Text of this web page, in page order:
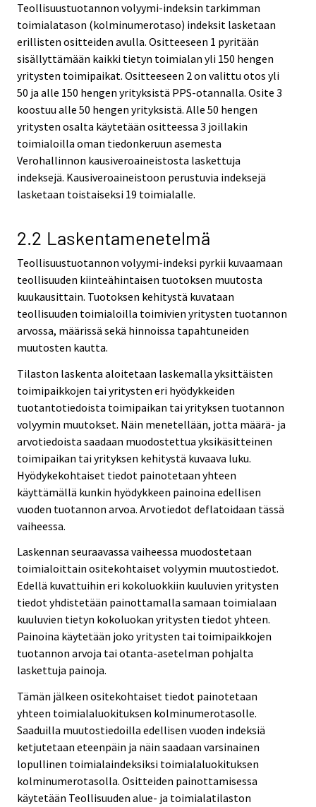
Teollisuustuotannon volyymi-indeksin tarkimman
toimialatason (kolminumerotaso) indeksit lasketaan
erillisten ositteiden avulla. Ositteeseen 1 pyritään
sisällyttämään kaikki tietyn toimialan yli 150 hengen
yritysten toimipaikat. Ositteeseen 2 on valittu otos yli
50 ja alle 150 hengen yrityksistä PPS-otannalla. Osite 3
koostuu alle 50 hengen yrityksistä. Alle 50 hengen
yritysten osalta käytetään ositteessa 3 joillakin
toimialoilla oman tiedonkeruun asemesta
Verohallinnon kausiveroaineistosta laskettuja
indeksejä. Kausiveroaineistoon perustuvia indeksejä
lasketaan toistaiseksi 19 toimialalle.
2.2 Laskentamenetelmä
Teollisuustuotannon volyymi-indeksi pyrkii kuvaamaan
teollisuuden kiinteähintaisen tuotoksen muutosta
kuukausittain. Tuotoksen kehitystä kuvataan
teollisuuden toimialoilla toimivien yritysten tuotannon
arvossa, määrissä sekä hinnoissa tapahtuneiden
muutosten kautta.
Tilaston laskenta aloitetaan laskemalla yksittäisten
toimipaikkojen tai yritysten eri hyödykkeiden
tuotantotiedoista toimipaikan tai yrityksen tuotannon
volyymin muutokset. Näin menetellään, jotta määrä- ja
arvotiedoista saadaan muodostettua yksikäsitteinen
toimipaikan tai yrityksen kehitystä kuvaava luku.
Hyödykekohtaiset tiedot painotetaan yhteen
käyttämällä kunkin hyödykkeen painoina edellisen
vuoden tuotannon arvoa. Arvotiedot deflatoidaan tässä
vaiheessa.
Laskennan seuraavassa vaiheessa muodostetaan
toimialoittain ositekohtaiset volyymin muutostiedot.
Edellä kuvattuihin eri kokoluokkiin kuuluvien yritysten
tiedot yhdistetään painottamalla samaan toimialaan
kuuluvien tietyn kokoluokan yritysten tiedot yhteen.
Painoina käytetään joko yritysten tai toimipaikkojen
tuotannon arvoja tai otanta-asetelman pohjalta
laskettuja painoja.
Tämän jälkeen ositekohtaiset tiedot painotetaan
yhteen toimialaluokituksen kolminumerotasolle.
Saaduilla muutostiedoilla edellisen vuoden indeksiä
ketjutetaan eteenpäin ja näin saadaan varsinainen
lopullinen toimialaindeksiksi toimialaluokituksen
kolminumerotasolla. Ositteiden painottamisessa
käytetään Teollisuuden alue- ja toimialatilaston